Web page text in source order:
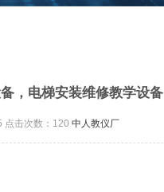
，电梯安装维修教学设备
击次数： 120 中人教仪厂